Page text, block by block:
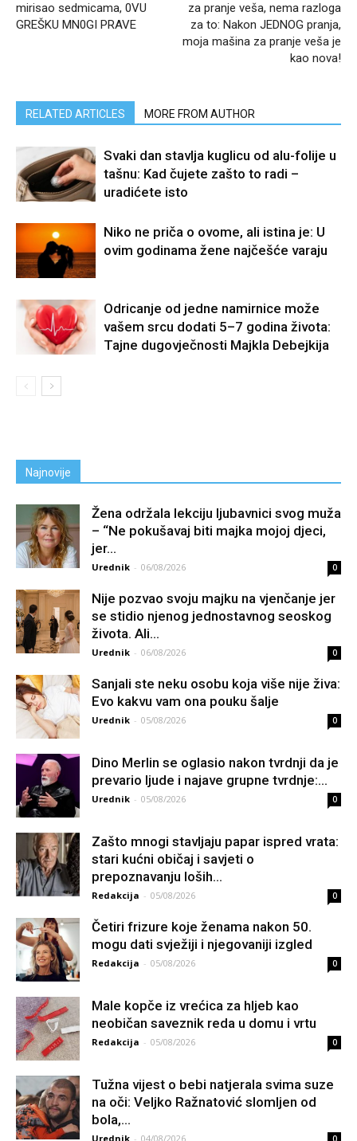
mirisao sedmicama, 0VU
GREŠKU MN0GI PRAVE
za pranje veša, nema razloga
za to: Nakon JEDNOG pranja,
moja mašina za pranje veša je
kao nova!
RELATED ARTICLES MORE FROM AUTHOR
Svaki dan stavlja kuglicu od alu-folije u
tašnu: Kad čujete zašto to radi –
uradićete isto
Niko ne priča o ovome, ali istina je: U
ovim godinama žene najčešće varaju
Odricanje od jedne namirnice može
vašem srcu dodati 5–7 godina života:
Tajne dugovječnosti Majkla Debejkija
Najnovije
Žena održala lekciju ljubavnici svog muža
– “Ne pokušavaj biti majka mojoj djeci,
jer...
Urednik - 06/08/2026 0
Nije pozvao svoju majku na vjenčanje jer
se stidio njenog jednostavnog seoskog
života. Ali...
Urednik - 06/08/2026 0
Sanjali ste neku osobu koja više nije živa:
Evo kakvu vam ona pouku šalje
Urednik - 05/08/2026 0
Dino Merlin se oglasio nakon tvrdnji da je
prevario ljude i najave grupne tvrdnje:...
Urednik - 05/08/2026 0
Zašto mnogi stavljaju papar ispred vrata:
stari kućni običaj i savjeti o
prepoznavanju loših...
Redakcija - 05/08/2026 0
Četiri frizure koje ženama nakon 50.
mogu dati svježiji i njegovaniji izgled
Redakcija - 05/08/2026 0
Male kopče iz vrećica za hljeb kao
neobičan saveznik reda u domu i vrtu
Redakcija - 05/08/2026 0
Tužna vijest o bebi natjerala svima suze
na oči: Veljko Ražnatović slomljen od
boIa,...
Urednik - 04/08/2026